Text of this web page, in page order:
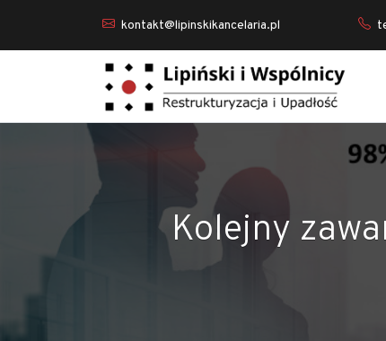
kontakt@lipinskikancelaria.pl
Kolejny